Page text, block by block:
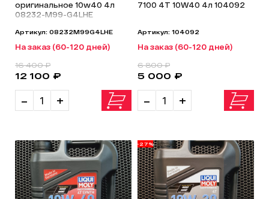
оригинальное 10w40 4л
08232-M99-G4LHE
Артикул: 08232M99G4LHE
На заказ (60-120 дней)
- +
12 100 ₽
16 400 ₽
7100 4T 10W40 4л 104092
Артикул: 104092
На заказ (60-120 дней)
- +
5 000 ₽
6 800 ₽
-27%